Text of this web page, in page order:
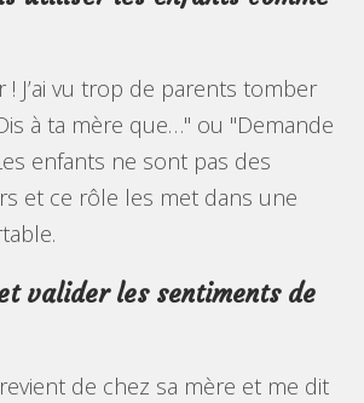
! J’ai vu trop de parents tomber
à ta mère que…" ou "Demande
enfants ne sont pas des
et ce rôle les met dans une
valider les sentiments de
de chez sa mère et me dit